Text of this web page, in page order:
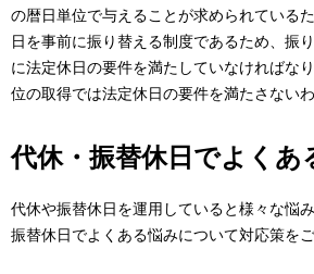
の暦日単位で与えることが求められている
日を事前に振り替える制度であるため、振
に法定休日の要件を満たしていなければな
位の取得では法定休日の要件を満たさないわ
代休・振替休日でよくあ
代休や振替休日を運用していると様々な悩
振替休日でよくある悩みについて対応策をご